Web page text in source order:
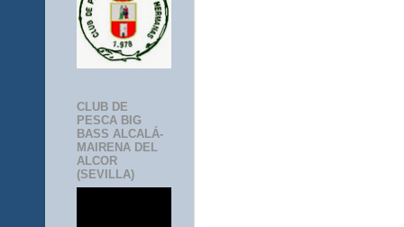
CLUB DE
PESCA BIG
BASS ALCALÁ-
MAIRENA DEL
ALCOR
(SEVILLA)